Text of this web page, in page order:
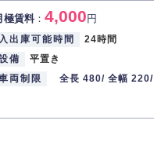
極賃料： 4,000円
入出庫可能時間
24時間
備
平置き
両制限
全長 480/ 全幅 220/